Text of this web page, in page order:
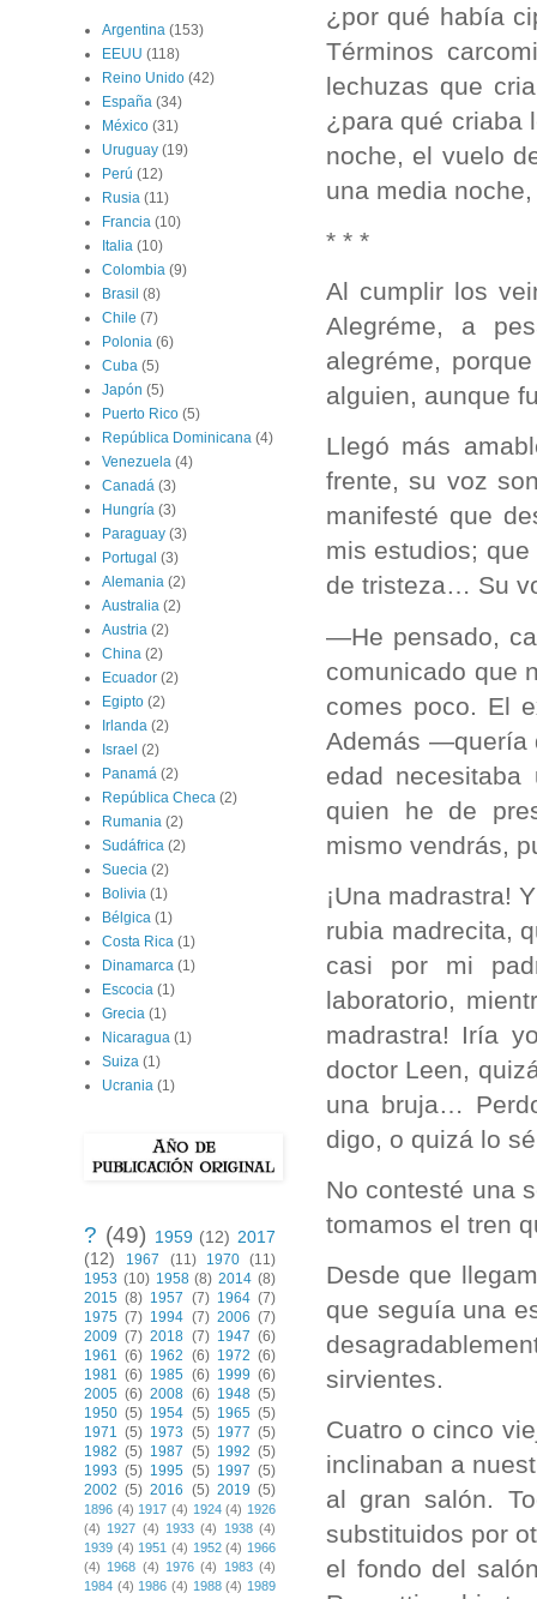
¿por qué había
Términos
lechuzas que
¿para qué criaba
noche, el vuelo
una media
* * *
Al cumplir los
Alegréme, a
alegréme,
alguien, aunque
Llegó más
frente, su voz
manifesté que
mis estudios;
de tristeza… Su
—He pensado,
comunicado que
comes poco. El
Además —quería
edad
quien he de
mismo vendrás,
¡Una madrastra!
rubia madrecita,
casi por mi
laboratorio,
madrastra! Iría
doctor Leen,
una bruja…
digo, o quizá lo
No contesté una
tomamos el tren
Desde que
que seguía una
sirvientes.
Cuatro o cinco
inclinaban a
al gran salón.
substituidos por
el fondo del
Argentina (153)
EEUU (118)
Reino Unido (42)
España (34)
México (31)
Uruguay (19)
Perú (12)
Rusia (11)
Francia (10)
Italia (10)
Colombia (9)
Brasil (8)
Chile (7)
Polonia (6)
Cuba (5)
Japón (5)
Puerto Rico (5)
República Dominicana (4)
Venezuela (4)
Canadá (3)
Hungría (3)
Paraguay (3)
Portugal (3)
Alemania (2)
Australia (2)
Austria (2)
China (2)
Ecuador (2)
Egipto (2)
Irlanda (2)
Israel (2)
Panamá (2)
República Checa (2)
Rumania (2)
Sudáfrica (2)
Suecia (2)
Bolivia (1)
Bélgica (1)
Costa Rica (1)
Dinamarca (1)
Escocia (1)
Grecia (1)
Nicaragua (1)
Suiza (1)
Ucrania (1)
? (49) 1959 (12) 2017
(12)
1967 (11) 1970 (11)
1953 (10) 1958 (8) 2014 (8)
2015 (8) 1957 (7) 1964 (7)
1975 (7) 1994 (7) 2006 (7)
2009 (7) 2018 (7) 1947 (6)
1961 (6) 1962 (6) 1972 (6)
1981 (6) 1985 (6) 1999 (6)
2005 (6) 2008 (6) 1948 (5)
1950 (5) 1954 (5) 1965 (5)
1971 (5) 1973 (5) 1977 (5)
1982 (5) 1987 (5) 1992 (5)
1993 (5) 1995 (5) 1997 (5)
2002 (5) 2016 (5) 2019 (5)
1896 (4) 1917 (4) 1924 (4) 1926
(4) 1927 (4) 1933 (4) 1938 (4)
1939 (4) 1951 (4) 1952 (4) 1966
(4) 1968 (4) 1976 (4) 1983 (4)
1984 (4) 1986 (4) 1988 (4) 1989